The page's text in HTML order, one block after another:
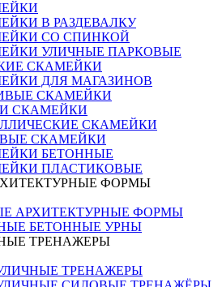
В РАЗДЕВАЛКУ
СО СПИНКОЙ
УЛИЧНЫЕ ПАРКОВЫЕ
СКАМЕЙКИ
ДЛЯ МАГАЗИНОВ
СКАМЕЙКИ
СКАМЕЙКИ
СКАМЕЙКИ
СКАМЕЙКИ
БЕТОННЫЕ
ПЛАСТИКОВЫЕ
ФОРМЫ
АРХИТЕКТУРНЫЕ ФОРМЫ
БЕТОННЫЕ УРНЫ
ТРЕНАЖЕРЫ
ТРЕНАЖЕРЫ